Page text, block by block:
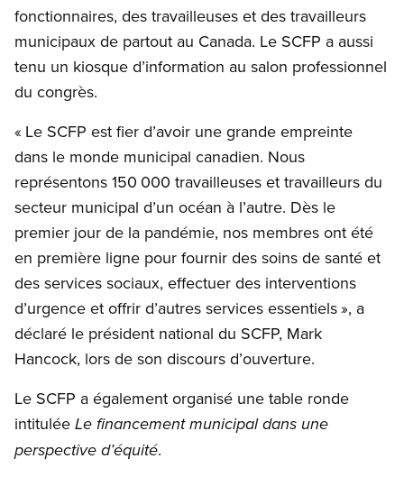
fonctionnaires, des travailleuses et des travailleurs
municipaux de partout au Canada. Le SCFP a aussi
tenu un kiosque d’information au salon professionnel
du congrès.
« Le SCFP est fier d’avoir une grande empreinte
dans le monde municipal canadien. Nous
représentons 150 000 travailleuses et travailleurs du
secteur municipal d’un océan à l’autre. Dès le
premier jour de la pandémie, nos membres ont été
en première ligne pour fournir des soins de santé et
des services sociaux, effectuer des interventions
d’urgence et offrir d’autres services essentiels », a
déclaré le président national du SCFP, Mark
Hancock, lors de son discours d’ouverture.
Le SCFP a également organisé une table ronde
intitulée Le financement municipal dans une
perspective d’équité.